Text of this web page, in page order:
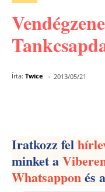
Írta: Twice - 2013/05/21
Iratkozz fel
minket a
Whatsapponés a